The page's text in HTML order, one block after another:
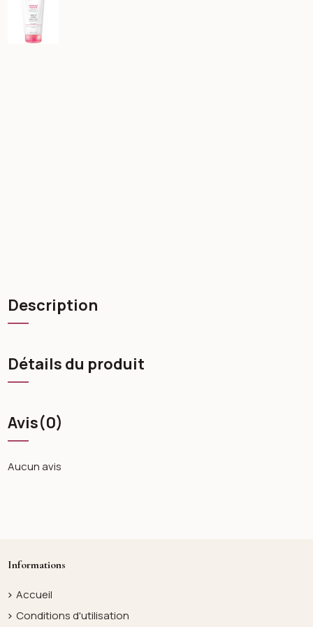
Description
Détails du produit
Avis(0)
Aucun avis
Informations
Accueil
Conditions d'utilisation